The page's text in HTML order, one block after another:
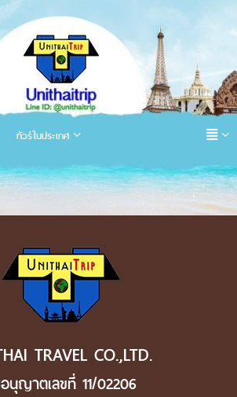
ทัวร์ในประเทศ
TRAVEL CO.,LTD.
นุญาตเลขที่ 11/02206